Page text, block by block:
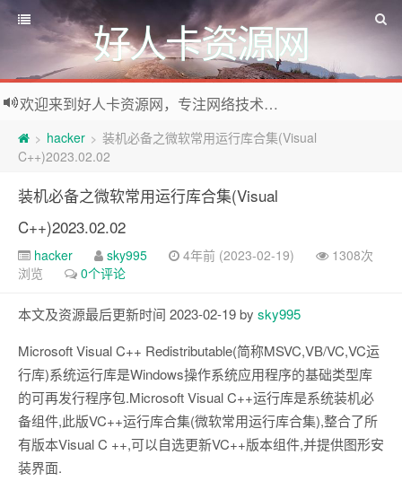
好人卡资源网
欢迎来到好人卡资源网，专注网络技术资源收集，我们不仅是网络资源的搬运工，也生产原创资源。寻找资源请留言或关注公众号:烈日下的男人
> hacker > 装机必备之微软常用运行库合集(Visual
C++)2023.02.02
装机必备之微软常用运行库合集(Visual
C++)2023.02.02
hacker sky995 4年前 (2023-02-19)
1308次
浏览
0个评论
本文及资源最后更新时间 2023-02-19 by sky995
Microsoft Visual C++ Redistributable(简称MSVC,VB/VC,VC运
行库)系统运行库是Windows操作系统应用程序的基础类型库
的可再发行程序包.Microsoft Visual C++运行库是系统装机必
备组件,此版VC++运行库合集(微软常用运行库合集),整合了所
有版本Visual C ++,可以自选更新VC++版本组件,并提供图形安
装界面.